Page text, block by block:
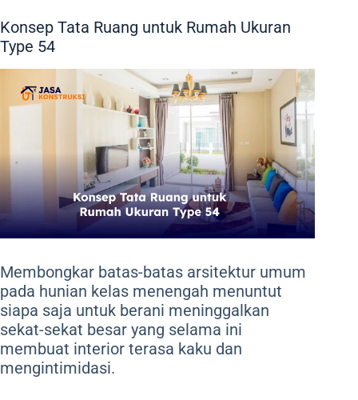
Konsep Tata Ruang untuk Rumah Ukuran
Type 54
Membongkar batas-batas arsitektur umum
pada hunian kelas menengah menuntut
siapa saja untuk berani meninggalkan
sekat-sekat besar yang selama ini
membuat interior terasa kaku dan
mengintimidasi.